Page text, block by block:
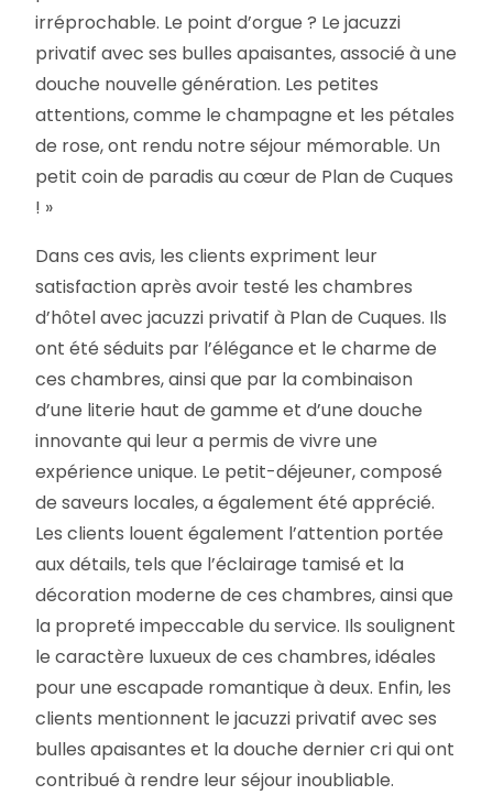
irréprochable. Le point d’orgue ? Le jacuzzi
privatif avec ses bulles apaisantes, associé à une
douche nouvelle génération. Les petites
attentions, comme le champagne et les pétales
de rose, ont rendu notre séjour mémorable. Un
petit coin de paradis au cœur de Plan de Cuques
! »
Dans ces avis, les clients expriment leur
satisfaction après avoir testé les chambres
d’hôtel avec jacuzzi privatif à Plan de Cuques. Ils
ont été séduits par l’élégance et le charme de
ces chambres, ainsi que par la combinaison
d’une literie haut de gamme et d’une douche
innovante qui leur a permis de vivre une
expérience unique. Le petit-déjeuner, composé
de saveurs locales, a également été apprécié.
Les clients louent également l’attention portée
aux détails, tels que l’éclairage tamisé et la
décoration moderne de ces chambres, ainsi que
la propreté impeccable du service. Ils soulignent
le caractère luxueux de ces chambres, idéales
pour une escapade romantique à deux. Enfin, les
clients mentionnent le jacuzzi privatif avec ses
bulles apaisantes et la douche dernier cri qui ont
contribué à rendre leur séjour inoubliable.